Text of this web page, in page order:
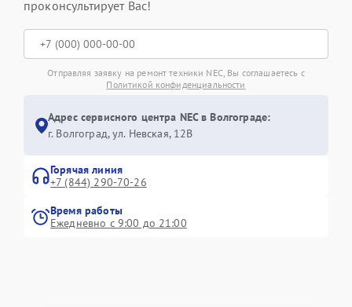
проконсультирует Вас!
Отправляя заявку на ремонт техники NEC, Вы соглашаетесь с
Политикой конфиденциальности
Адрес сервисного центра NEC в Волгограде:
г. Волгоград, ул. Невская, 12В
Горячая линия
+7 (844) 290-70-26
Время работы
Ежедневно с 9:00 до 21:00